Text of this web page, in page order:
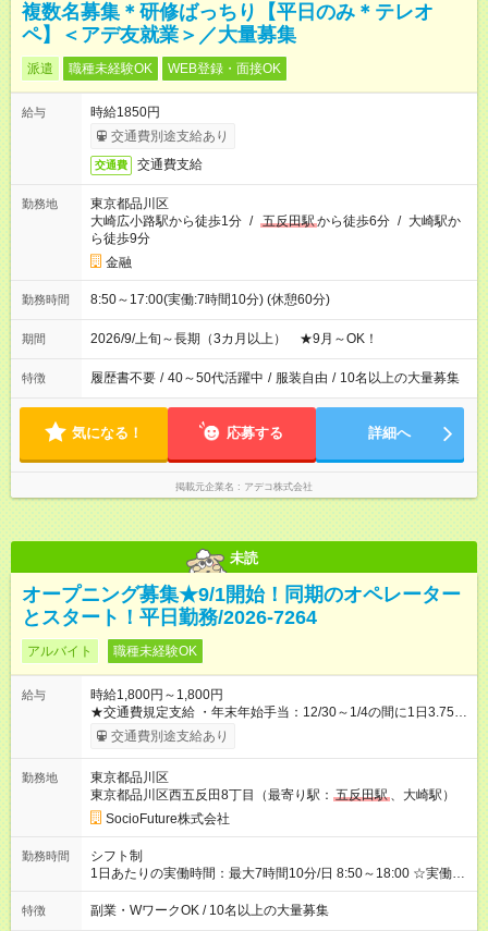
複数名募集＊研修ばっちり【平日のみ＊テレオ
ペ】＜アデ友就業＞／大量募集
派遣 職種未経験OK WEB登録・面接OK
給与
時給1850円
交通費別途支給あり
交通費 交通費支給
勤務地
東京都品川区
大崎広小路駅から徒歩1分 / 五反田駅から徒歩6分 / 大崎駅か
ら徒歩9分
金融
勤務時間 8:50～17:00(実働:7時間10分) (休憩60分)
期間 2026/9/上旬～長期（3カ月以上） ★9月～OK！
特徴 履歴書不要 / 40～50代活躍中 / 服装自由 / 10名以上の大量募集
気になる！ 応募する 詳細へ
掲載元企業名 アデコ株式会社
未読
オープニング募集★9/1開始！同期のオペレーター
とスタート！平日勤務/2026-7264
アルバイト 職種未経験OK
給与
時給1,800円～1,800円
★交通費規定支給 ・年末年始手当：12/30～1/4の間に1日3.75h
以上勤務で下記支給 12/31～1/3が1日5000円 12/30と1/4が
1日2500円 【試用期間】試用期間あり 試用期間の長さ：2ヶ月
までの契約となります。
交通費別途支給あり
勤務地
東京都品川区
東京都品川区西五反田8丁目（最寄り駅： 五反田駅 、大崎駅）
SocioFuture株式会社
勤務時間
シフト制
1日あたりの実働時間：最大7時間10分/日 8:50～18:00 ☆実働7
時間10分、休憩60分 ☆平日週5日勤務 ＜シフト例＞ 8:50～
17:00 9:50～18:00
特徴 副業・WワークOK / 10名以上の大量募集